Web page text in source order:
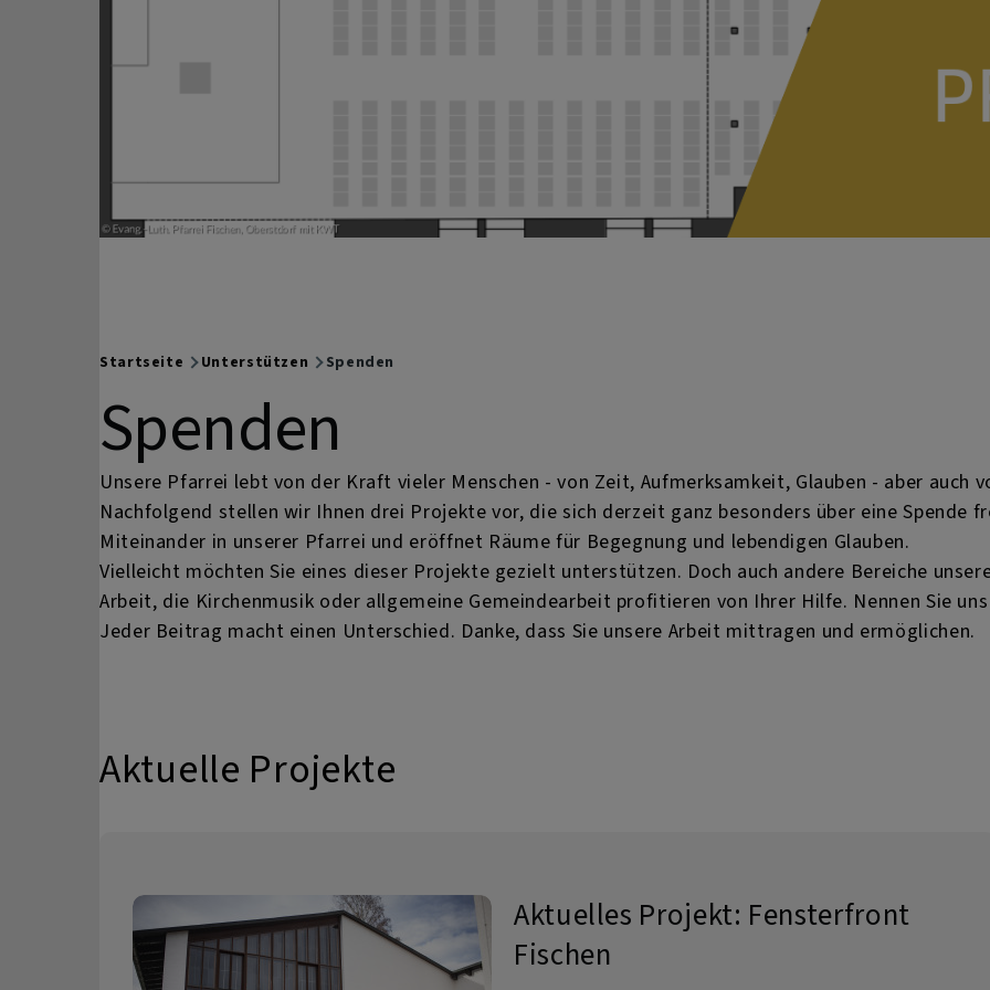
Breadcrumb
Startseite Unterstützen Spenden
Spenden
Unsere Pfarrei lebt von der Kraft vieler Menschen - von Zeit, Aufmerksamkeit, Glauben - aber auch
Nachfolgend stellen wir Ihnen drei Projekte vor, die sich derzeit ganz besonders über eine Spende
Miteinander in unserer Pfarrei und eröffnet Räume für Begegnung und lebendigen Glauben.
Vielleicht möchten Sie eines dieser Projekte gezielt unterstützen. Doch auch andere Bereiche
Arbeit, die Kirchenmusik oder allgemeine Gemeindearbeit profitieren von Ihrer Hilfe. Nennen Sie
Jeder Beitrag macht einen Unterschied. Danke, dass Sie unsere Arbeit mittragen und ermöglichen.
Aktuelle Projekte
Aktuelles Projekt: Fensterfront
Fischen